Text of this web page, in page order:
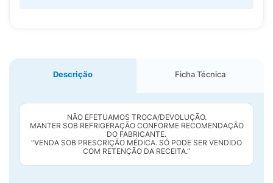
Descrição Ficha Técnica
NÃO EFETUAMOS TROCA/DEVOLUÇÃO.
MANTER SOB REFRIGERAÇÃO CONFORME RECOMENDAÇÃO
DO FABRICANTE.
"VENDA SOB PRESCRIÇÃO MÉDICA. SÓ PODE SER VENDIDO
COM RETENÇÃO DA RECEITA."